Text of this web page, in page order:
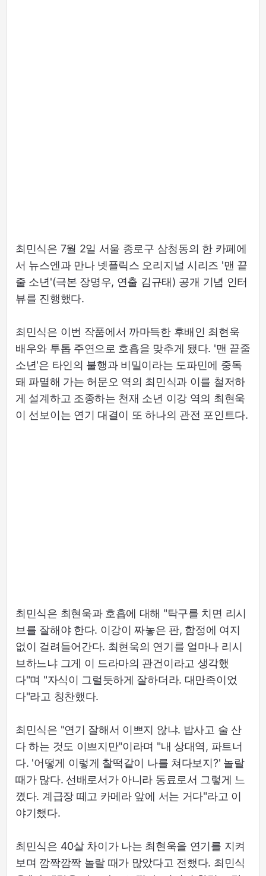
최민식은 7월 2일 서울 종로구 삼청동의 한 카페에
서 뉴스엔과 만나 넷플릭스 오리지널 시리즈 '맨 끝
줄 소년'(극본 장명우, 연출 김규태) 공개 기념 인터
뷰를 진행했다.
최민식은 이번 작품에서 까마득한 후배인 최현욱
배우와 투톱 주연으로 호흡을 맞추게 됐다. '맨 끝줄
소년'은 타인의 불행과 비밀이라는 도파민에 중독
돼 파멸해 가는 허문오 역의 최민식과 이를 철저하
게 설계하고 조종하는 천재 소년 이강 역의 최현욱
이 선보이는 연기 대결이 또 하나의 관전 포인트다.
최민식은 최현욱과 호흡에 대해 "탁구를 치면 리시
브를 잘해야 한다. 이강이 짜놓은 판, 함정에 여지
없이 걸려들어간다. 최현욱의 연기를 얼마나 리시
브하느냐 그게 이 드라마의 관건이라고 생각했
다"며 "자식이 그럴듯하게 잘하더라. 대만족이었
다"라고 칭찬했다.
최민식은 "연기 잘해서 이쁘지 않냐. 밥사고 술 산
다 하는 것도 이쁘지만"이라며 "내 상대역, 파트너
다. '어떻게 이렇게 찰떡같이 나를 쳐다보지?' 놀랄
때가 많다. 선배로서가 아니라 동료로서 그렇게 느
꼈다. 계급장 떼고 카메라 앞에 서는 거다"라고 이
야기했다.
최민식은 40살 차이가 나는 최현욱을 연기를 지켜
보며 깜짝깜짝 놀랄 때가 많았다고 전했다. 최민식